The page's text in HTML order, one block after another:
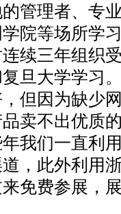
管理者、专
院等场所学
续三年组织
旦大学学习
但因为缺少
卖不出优质
我们一直利
，此外利用
免费参展，